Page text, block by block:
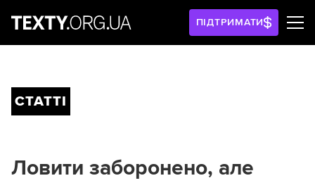
ПІДТРИМАТИ
СТАТТІ
Ловити заборонено, але